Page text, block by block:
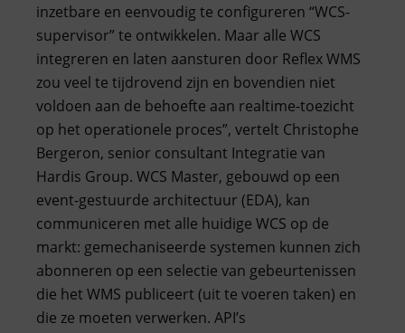
inzetbare en eenvoudig te configureren “WCS-
supervisor” te ontwikkelen. Maar alle WCS
integreren en laten aansturen door Reflex WMS
zou veel te tijdrovend zijn en bovendien niet
voldoen aan de behoefte aan realtime-toezicht
op het operationele proces”, vertelt Christophe
Bergeron, senior consultant Integratie van
Hardis Group. WCS Master, gebouwd op een
event-gestuurde architectuur (EDA), kan
communiceren met alle huidige WCS op de
markt: gemechaniseerde systemen kunnen zich
abonneren op een selectie van gebeurtenissen
die het WMS publiceert (uit te voeren taken) en
die ze moeten verwerken. API’s